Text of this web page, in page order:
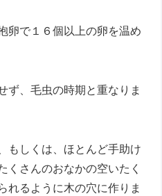
卵で１６個以上の卵を温め
ず、毛虫の時期と重なりま
もしくは、ほとんど手助け
くさんのおなかの空いたく
れるように木の穴に作りま